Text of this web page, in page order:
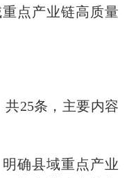
点产业链高质量
25条，主要内容
明确县域重点产业